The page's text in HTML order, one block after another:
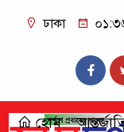
ঢাকা
হোম